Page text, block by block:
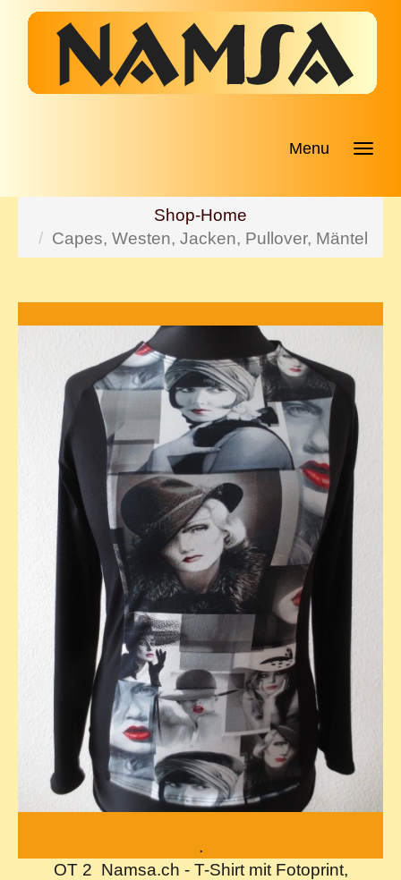
Menu
Shop-Home
Capes, Westen, Jacken, Pullover, Mäntel
.
OT 2 Namsa.ch - T-Shirt mit Fotoprint,